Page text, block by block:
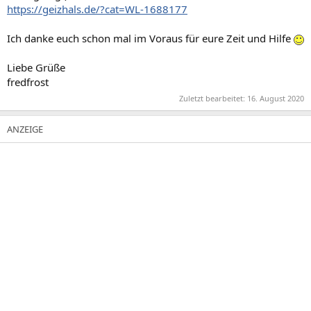
https://geizhals.de/?cat=WL-1688177
Ich danke euch schon mal im Voraus für eure Zeit und Hilfe
Liebe Grüße
fredfrost
Zuletzt bearbeitet: 16. August 2020